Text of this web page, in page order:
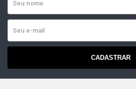
PARATI G3 STD SW 1.6 8V AP (2000
PARATI G3 CITY SW 1.6 8V AP (2000
PARATI G3 STD SW 1.8 8V AP (2000
CADASTRAR